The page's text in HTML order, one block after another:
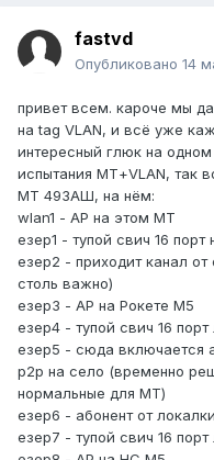
fastvd
Опубликовано 14
привет всем. кароче мы
на tag VLAN, и всё уже
интересный глюк на
испытания МТ+VLAN, так
МТ 493АШ, на нём:
wlan1 - АР на этом МТ
езер1 - тупой свич 16
езер2 - приходит канал
столь важно)
езер3 - АР на Рокете М5
езер4 - тупой свич 16 порт
езер5 - сюда включается
р2р на село (временно
нормальные для МТ)
езер6 - абонент от
езер7 - тупой свич 16 порт